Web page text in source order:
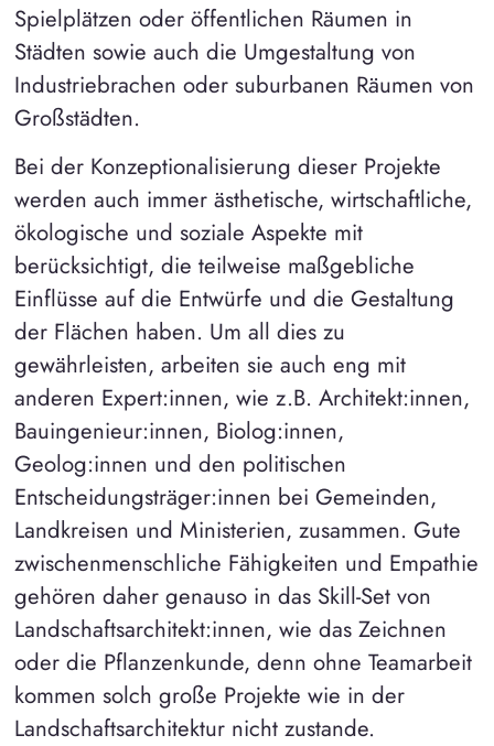
Spielplätzen oder öffentlichen Räumen in
Städten sowie auch die Umgestaltung von
Industriebrachen oder suburbanen Räumen von
Großstädten.
Bei der Konzeptionalisierung dieser Projekte
werden auch immer ästhetische, wirtschaftliche,
ökologische und soziale Aspekte mit
berücksichtigt, die teilweise maßgebliche
Einflüsse auf die Entwürfe und die Gestaltung
der Flächen haben. Um all dies zu
gewährleisten, arbeiten sie auch eng mit
anderen Expert:innen, wie z.B. Architekt:innen,
Bauingenieur:innen, Biolog:innen,
Geolog:innen und den politischen
Entscheidungsträger:innen bei Gemeinden,
Landkreisen und Ministerien, zusammen. Gute
zwischenmenschliche Fähigkeiten und Empathie
gehören daher genauso in das Skill-Set von
Landschaftsarchitekt:innen, wie das Zeichnen
oder die Pflanzenkunde, denn ohne Teamarbeit
kommen solch große Projekte wie in der
Landschaftsarchitektur nicht zustande.